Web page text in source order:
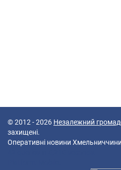
© 2012 - 2026 Незалежний
захищені.
Оперативні новини